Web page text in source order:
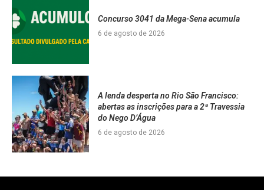
Concurso 3041 da Mega-Sena acumula
6 de agosto de 2026
A lenda desperta no Rio São Francisco:
abertas as inscrições para a 2ª Travessia
do Nego D’Água
6 de agosto de 2026